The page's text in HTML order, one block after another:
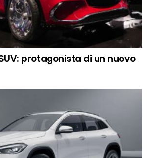
protagonista di un nuovo